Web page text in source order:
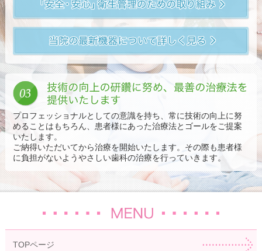
プロフェッショナルとしての意識を持ち、常に技術の向上に努
めることはもちろん、患者様にあった治療法とゴールをご提案
いたします。
ご納得いただいてから治療を開始いたします。その際も患者様
に負担がないようやさしい歯科の治療を行っていきます。
TOPページ